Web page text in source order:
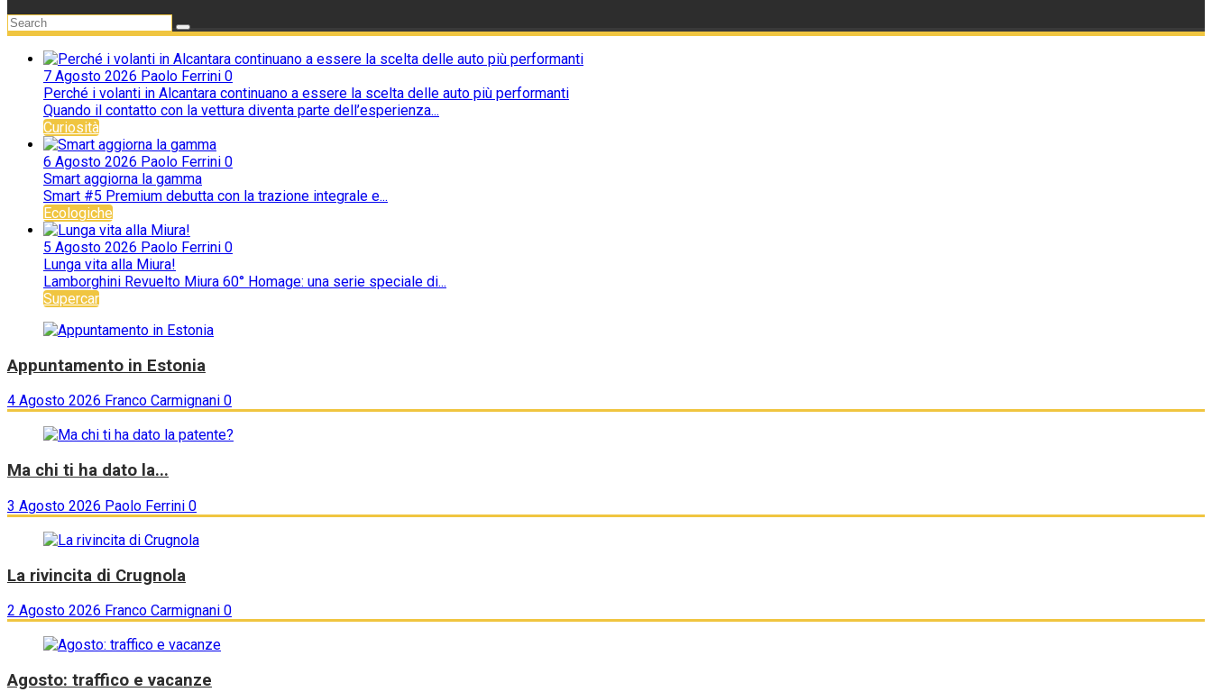
7 Agosto 2026 Paolo Ferrini 0
Perché i volanti in Alcantara continuano a essere la scelta delle auto più performanti
Quando il contatto con la vettura diventa parte dell’esperienza...
Curiosità
6 Agosto 2026 Paolo Ferrini 0
Smart aggiorna la gamma
Smart #5 Premium debutta con la trazione integrale e...
Ecologiche
5 Agosto 2026 Paolo Ferrini 0
Lunga vita alla Miura!
Lamborghini Revuelto Miura 60° Homage: una serie speciale di...
Supercar
Appuntamento in Estonia
4 Agosto 2026 Franco Carmignani 0
Ma chi ti ha dato la...
3 Agosto 2026 Paolo Ferrini 0
La rivincita di Crugnola
2 Agosto 2026 Franco Carmignani 0
Agosto: traffico e vacanze